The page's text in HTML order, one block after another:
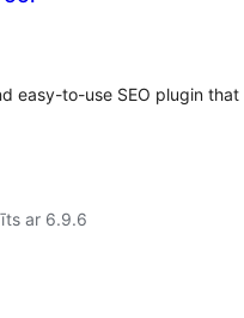
easy-to-use SEO plugin that
ar 6.9.6